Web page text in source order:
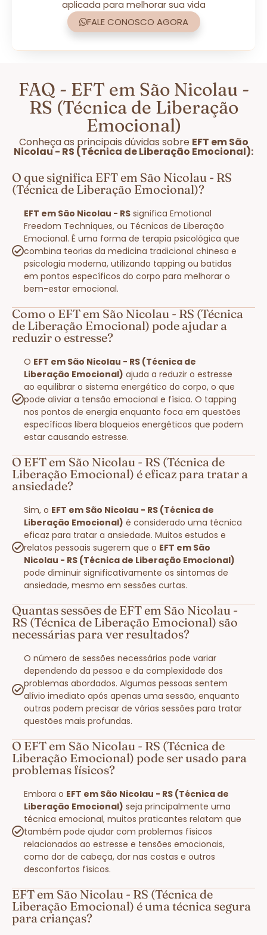
aplicada para melhorar sua vida
FALE CONOSCO AGORA
FAQ - EFT em São Nicolau -
RS (Técnica de Liberação
Emocional)
Conheça as principais dúvidas sobre EFT em São
Nicolau - RS (Técnica de Liberação Emocional):
O que significa EFT em São Nicolau - RS
(Técnica de Liberação Emocional)?
EFT em São Nicolau - RS significa Emotional
Freedom Techniques, ou Técnicas de Liberação
Emocional. É uma forma de terapia psicológica que
combina teorias da medicina tradicional chinesa e
psicologia moderna, utilizando tapping ou batidas
em pontos específicos do corpo para melhorar o
bem-estar emocional.
Como o EFT em São Nicolau - RS (Técnica
de Liberação Emocional) pode ajudar a
reduzir o estresse?
O EFT em São Nicolau - RS (Técnica de
Liberação Emocional) ajuda a reduzir o estresse
ao equilibrar o sistema energético do corpo, o que
pode aliviar a tensão emocional e física. O tapping
nos pontos de energia enquanto foca em questões
específicas libera bloqueios energéticos que podem
estar causando estresse.
O EFT em São Nicolau - RS (Técnica de
Liberação Emocional) é eficaz para tratar a
ansiedade?
Sim, o EFT em São Nicolau - RS (Técnica de
Liberação Emocional) é considerado uma técnica
eficaz para tratar a ansiedade. Muitos estudos e
relatos pessoais sugerem que o EFT em São
Nicolau - RS (Técnica de Liberação Emocional)
pode diminuir significativamente os sintomas de
ansiedade, mesmo em sessões curtas.
Quantas sessões de EFT em São Nicolau -
RS (Técnica de Liberação Emocional) são
necessárias para ver resultados?
O número de sessões necessárias pode variar
dependendo da pessoa e da complexidade dos
problemas abordados. Algumas pessoas sentem
alívio imediato após apenas uma sessão, enquanto
outras podem precisar de várias sessões para tratar
questões mais profundas.
O EFT em São Nicolau - RS (Técnica de
Liberação Emocional) pode ser usado para
problemas físicos?
Embora o EFT em São Nicolau - RS (Técnica de
Liberação Emocional) seja principalmente uma
técnica emocional, muitos praticantes relatam que
também pode ajudar com problemas físicos
relacionados ao estresse e tensões emocionais,
como dor de cabeça, dor nas costas e outros
desconfortos físicos.
EFT em São Nicolau - RS (Técnica de
Liberação Emocional) é uma técnica segura
para crianças?